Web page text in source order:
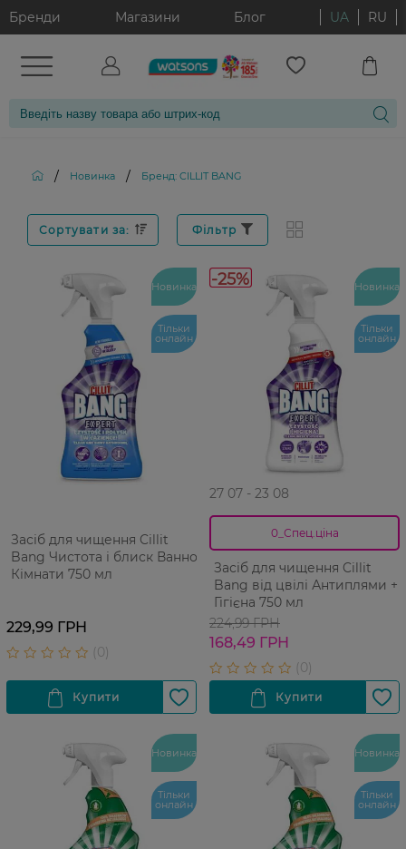
Бренди Магазини Блог UA RU
/ Новинка / Бренд: CILLIT BANG
Сортувати за: Фільтр
Новинка
Тільки
онлайн
Засіб для чищення Cillit
Bang Чистота і блиск Ванної
Кімнати 750 мл
229,99 ГРН
-25% Новинка
Тільки
онлайн
27 07 - 23 08
0_Спец.ціна
Засіб для чищення Cillit
Bang від цвілі Антиплями +
Гігієна 750 мл
224,99 ГРН
168,49 ГРН
Новинка
Тільки
онлайн
Новинка
Тільки
онлайн